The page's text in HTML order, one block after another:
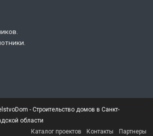
- Строительство домов в Санкт-
области
Каталог проектов
Контакты Партнеры